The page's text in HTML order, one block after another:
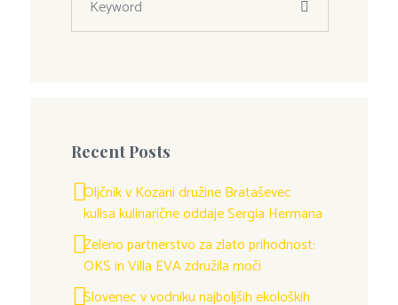
Recent Posts
Oljčnik v Kozani družine Brataševec
kulisa kulinarične oddaje Sergia Hermana
Zeleno partnerstvo za zlato prihodnost:
OKS in Villa EVA združila moči
Slovenec v vodniku najboljših ekoloških